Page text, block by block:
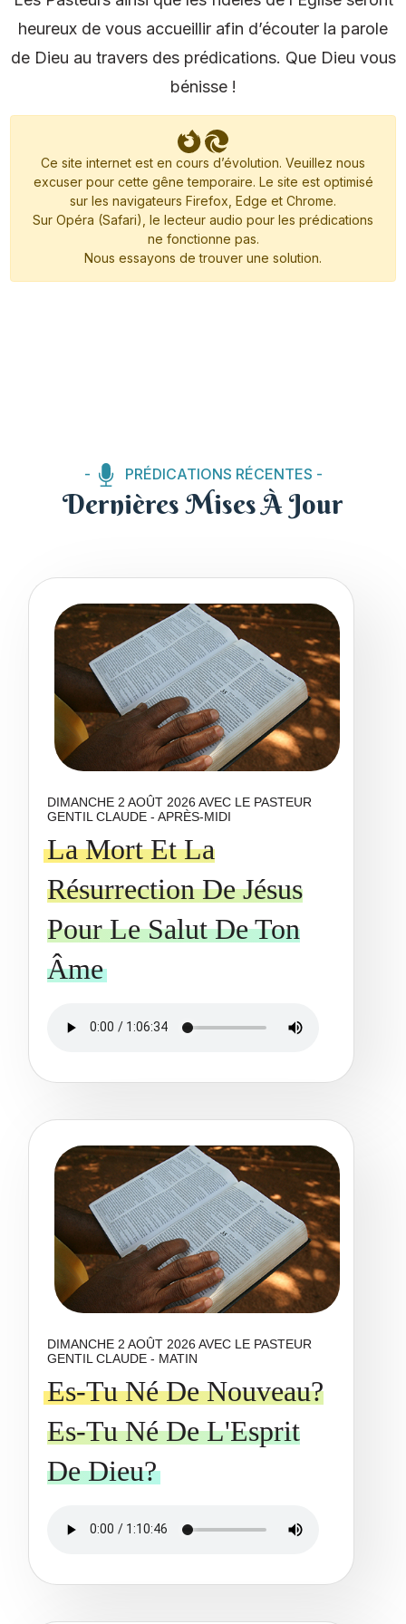
heureux de vous accueillir afin d’écouter la parole
de Dieu au travers des prédications. Que Dieu vous
bénisse !
Ce site internet est en cours d’évolution. Veuillez nous
excuser pour cette gêne temporaire. Le site est optimisé
sur les navigateurs Firefox, Edge et Chrome.
Sur Opéra (Safari), le lecteur audio pour les prédications
ne fonctionne pas.
Nous essayons de trouver une solution.
- PRÉDICATIONS RÉCENTES -
Dernières Mises À Jour
DIMANCHE 2 AOÛT 2026 AVEC LE PASTEUR
GENTIL CLAUDE - APRÈS-MIDI
La Mort Et La
Résurrection De Jésus
Pour Le Salut De Ton
Âme
DIMANCHE 2 AOÛT 2026 AVEC LE PASTEUR
GENTIL CLAUDE - MATIN
Es-Tu Né De Nouveau?
Es-Tu Né De L'Esprit
De Dieu?